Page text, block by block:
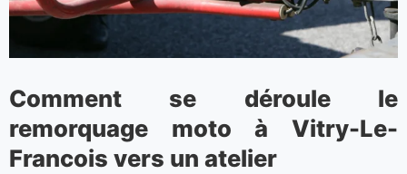
Comment se déroule le
remorquage moto à Vitry-Le-
Francois vers un atelier